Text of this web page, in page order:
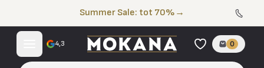
Summer Sale: tot 70% →
4,3 0